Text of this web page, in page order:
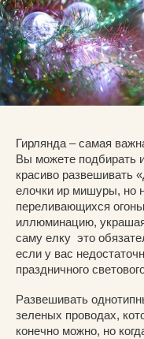
Гирлянда – самая
Вы можете подбирать
красиво развешивать
елочки иp мишуры, но
переливающихся
иллюминацию,
саму елку это
если у вас
праздничного
Развешивать
зеленых проводах,
конечно можно, но